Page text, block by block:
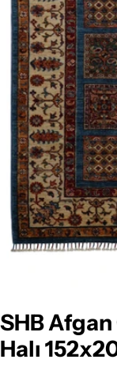
numaralı medyayı
SHB
Halı